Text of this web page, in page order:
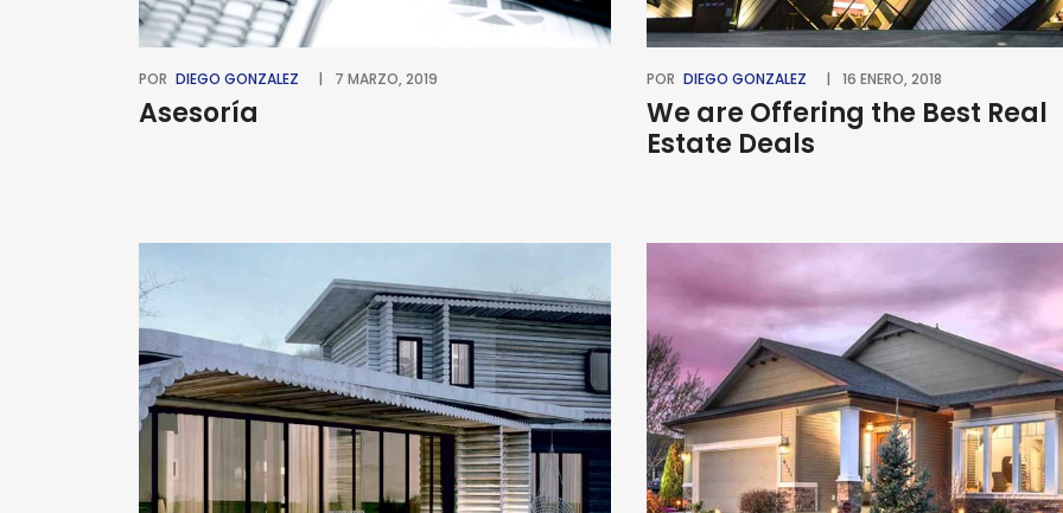
POR DIEGO GONZALEZ 7 MARZO, 2019
Asesoría
POR DIEGO GONZALEZ 16 ENERO, 2018
We are Offering the Best Real
Estate Deals